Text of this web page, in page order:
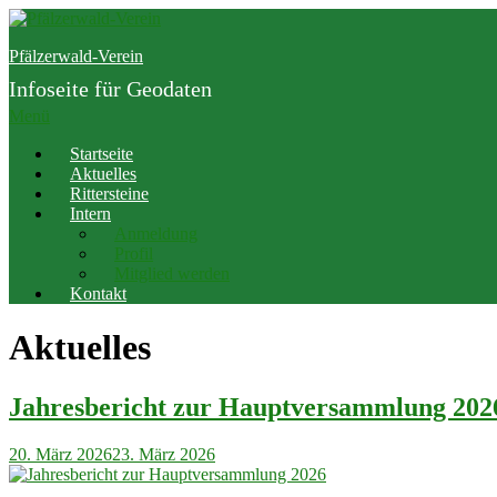
Zum
springen
Pfälzerwald-Verein
Infoseite für Geodaten
Menü
Startseite
Aktuelles
Rittersteine
Intern
Anmeldung
Profil
Mitglied werden
Kontakt
Aktuelles
Jahresbericht zur Hauptversammlung
20. März 202623. März 2026